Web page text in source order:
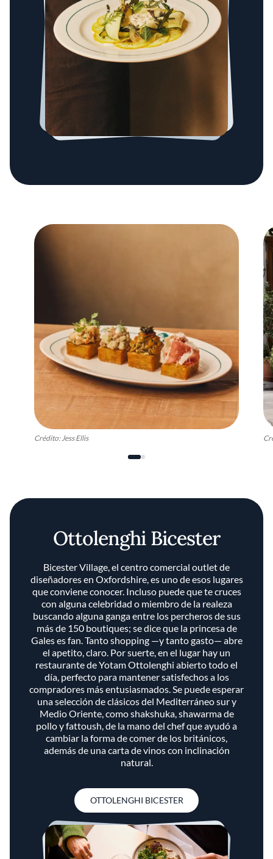
Crédito: Jess Ellis
Ottolenghi Bicester
Bicester Village, el centro comercial outlet de
diseñadores en Oxfordshire, es uno de esos lugares
que conviene conocer. Incluso puede que te cruces
con alguna celebridad o miembro de la realeza
buscando alguna ganga entre los percheros de sus
más de 150 boutiques; se dice que la princesa de
Gales es fan. Tanto shopping —y tanto gasto— abre
el apetito, claro. Por suerte, en el lugar hay un
restaurante de Yotam Ottolenghi abierto todo el
día, perfecto para mantener satisfechos a los
compradores más entusiasmados. Se puede esperar
una selección de clásicos del Mediterráneo sur y
Medio Oriente, como shakshuka, shawarma de
pollo y fattoush, de la mano del chef que ayudó a
cambiar la forma de comer de los británicos,
además de una carta de vinos con inclinación
natural.
OTTOLENGHI BICESTER